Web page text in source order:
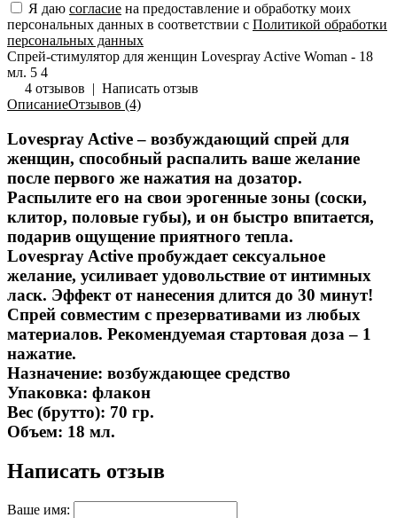
Я даю согласие на предоставление и обработку моих
персональных данных в соответствии с Политикой обработки
персональных данных
Спрей-стимулятор для женщин Lovespray Active Woman - 18
мл. 5 4
4 отзывов | Написать отзыв
ОписаниеОтзывов (4)
Lovespray Active – возбуждающий спрей для
женщин, способный распалить ваше желание
после первого же нажатия на дозатор.
Распылите его на свои эрогенные зоны (соски,
клитор, половые губы), и он быстро впитается,
подарив ощущение приятного тепла.
Lovespray Active пробуждает сексуальное
желание, усиливает удовольствие от интимных
ласк. Эффект от нанесения длится до 30 минут!
Спрей совместим с презервативами из любых
материалов. Рекомендуемая стартовая доза – 1
нажатие.
Назначение: возбуждающее средство
Упаковка: флакон
Вес (брутто): 70 гр.
Объем: 18 мл.
Написать отзыв
Ваше имя: